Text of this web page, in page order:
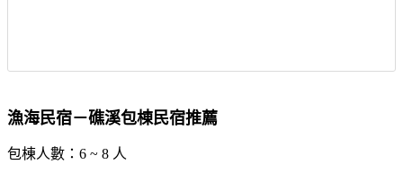
漁海民宿－礁溪包棟民宿推薦
包棟人數：6 ~ 8 人